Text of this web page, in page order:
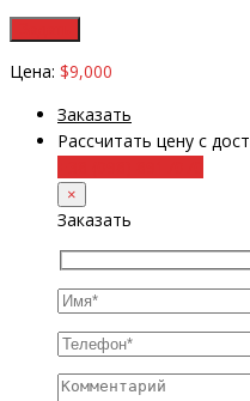
Цена: $9,000
Заказать
Рассчитать цену с
×
Заказать